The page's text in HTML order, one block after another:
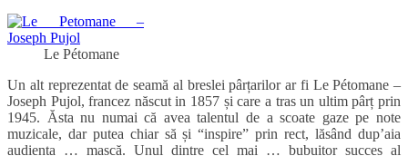
Le Pétomane
Un alt reprezentat de seamă al breslei pârțarilor ar fi Le Pétomane –
Joseph Pujol, francez născut in 1857 și care a tras un ultim pârț prin
1945. Ăsta nu numai că avea talentul de a scoate gaze pe note
muzicale, dar putea chiar să și “inspire” prin rect, lăsând dup’aia
audiența … mască. Unul dintre cel mai … bubuitor succes al